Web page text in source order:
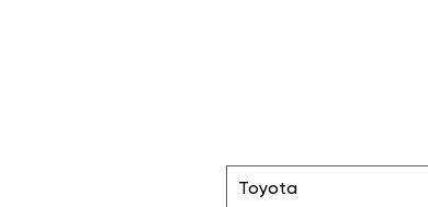
Toyota